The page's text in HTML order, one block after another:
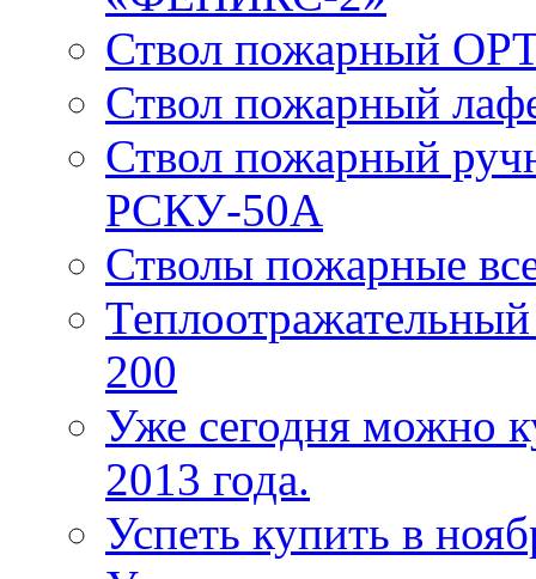
Ствол пожарный
Ствол пожарный
Ствол пожарный
РСКУ-50А
Стволы пожарные
200
Уже сегодня можно
2013 года.
Успеть купить в